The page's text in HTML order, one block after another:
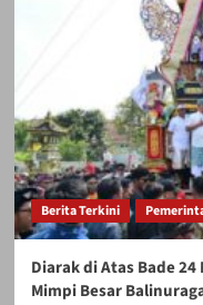
Berita Terkini
Diarak di Atas Bade
Mimpi Besar